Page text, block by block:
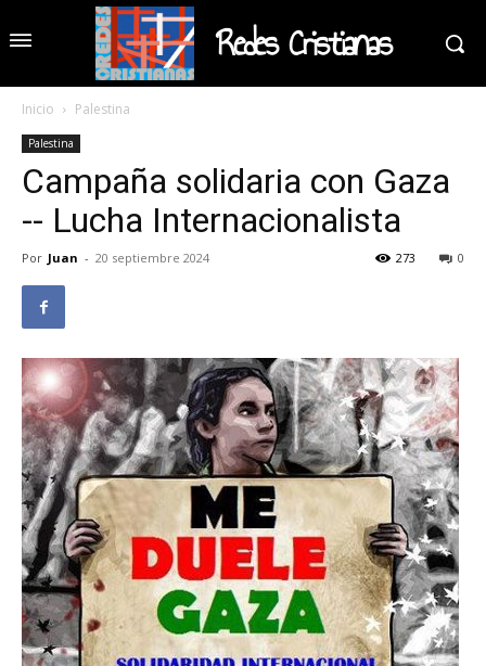
Redes Cristianas
Inicio Palestina
Palestina
Campaña solidaria con Gaza
-- Lucha Internacionalista
Por Juan - 20 septiembre 2024 0
273